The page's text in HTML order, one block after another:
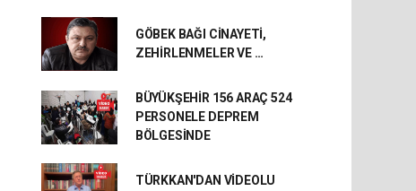
GÖBEK BAĞI CİNAYETİ,
ZEHİRLENMELER VE …
BÜYÜKŞEHİR 156 ARAÇ 524
PERSONELE DEPREM
BÖLGESİNDE
TÜRKKAN'DAN VİDEOLU